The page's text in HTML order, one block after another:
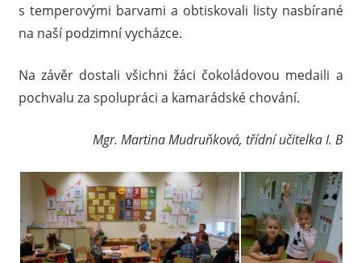
s temperovými barvami a obtiskovali listy nasbírané
na naší podzimní vycházce.
Na závěr dostali všichni žáci čokoládovou medaili a
pochvalu za spolupráci a kamarádské chování.
Mgr. Martina Mudruňková, třídní učitelka I. B